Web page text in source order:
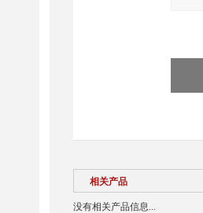
相关产品
没有相关产品信息...